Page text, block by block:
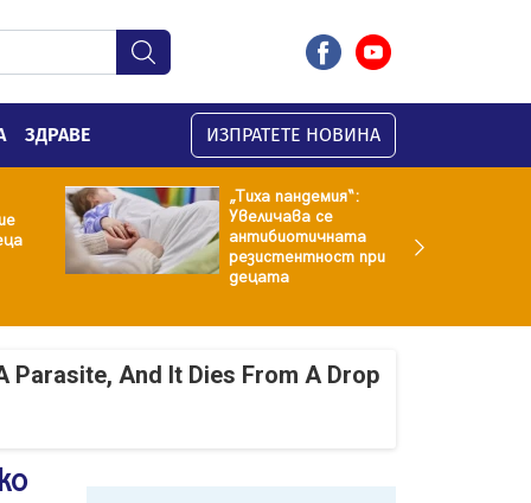
ЗДРАВЕ ИЗПРАТЕТЕ НОВИНА
„Тиха пандемия“:
Увеличава се
антибиотичната
резистентност при
децата
Parasite, And It Dies From A Drop